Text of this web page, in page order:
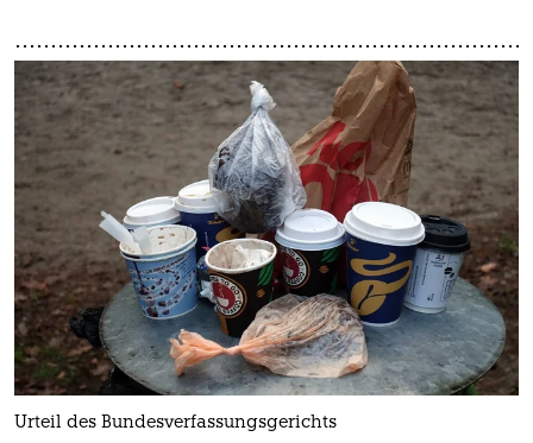
Urteil des Bundesverfassungsgerichts